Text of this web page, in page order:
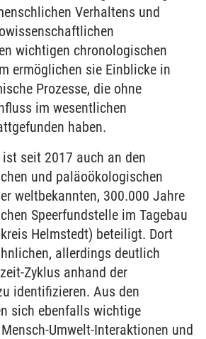
Verhaltens und
wichtigen chronologischen
ermöglichen sie Einblicke in
Prozesse, die ohne
im wesentlichen
haben.
seit 2017 auch an den
und paläoökologischen
weltbekannten, 300.000 Jahre
Speerfundstelle im Tagebau
Helmstedt) beteiligt. Dort
allerdings deutlich
Zyklus anhand der
identifizieren. Aus den
sich ebenfalls wichtige
Umwelt-Interaktionen und